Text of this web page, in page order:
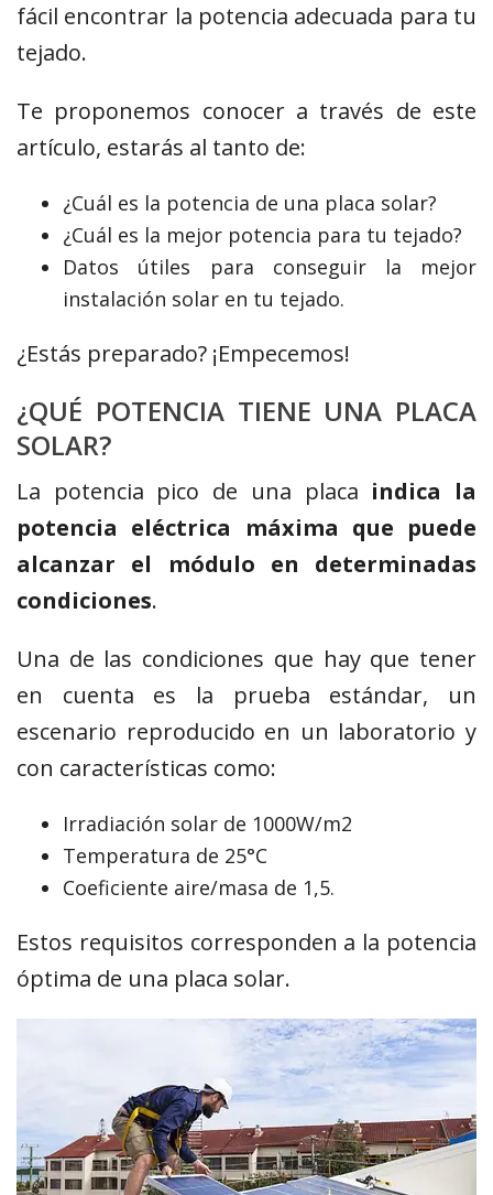
fácil encontrar la potencia adecuada para tu
tejado.
Te proponemos conocer a través de este
artículo, estarás al tanto de:
¿Cuál es la potencia de una placa solar?
¿Cuál es la mejor potencia para tu tejado?
Datos útiles para conseguir la mejor
instalación solar en tu tejado.
¿Estás preparado? ¡Empecemos!
¿QUÉ POTENCIA TIENE UNA PLACA
SOLAR?
La potencia pico de una placa indica la
potencia eléctrica máxima que puede
alcanzar el módulo en determinadas
condiciones.
Una de las condiciones que hay que tener
en cuenta es la prueba estándar, un
escenario reproducido en un laboratorio y
con características como:
Irradiación solar de 1000W/m2
Temperatura de 25°C
Coeficiente aire/masa de 1,5.
Estos requisitos corresponden a la potencia
óptima de una placa solar.